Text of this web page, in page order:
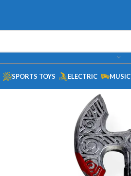
MUSIC
ELECTRIC
SPORTS TOYS